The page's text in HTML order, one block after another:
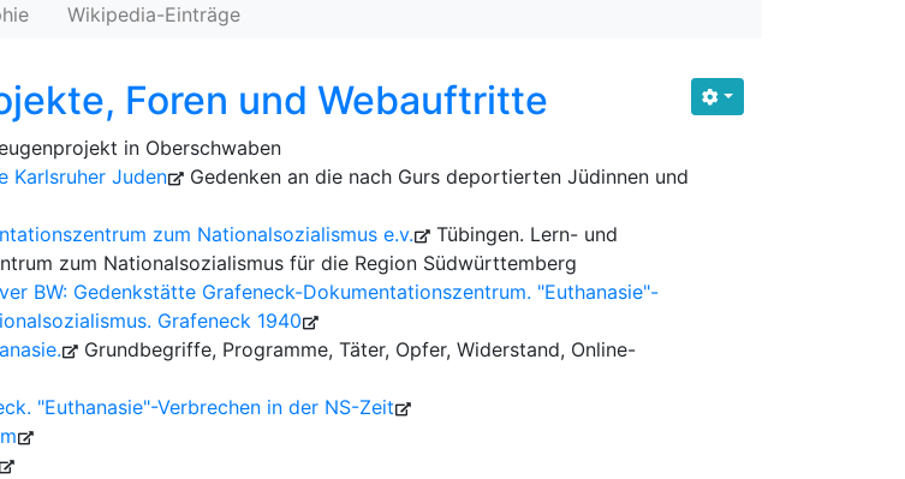
Wikipedia-Einträge
Foren und Webauftritte
in Oberschwaben
Karlsruher Juden
Gedenken an die nach Gurs deportierten Jüdinnen und
zum Nationalsozialismus e.v.
Tübingen. Lern- und
zum Nationalsozialismus für die Region Südwürttemberg
BW: Gedenkstätte Grafeneck-Dokumentationszentrum. "Euthanasie"-
Grafeneck 1940
Grundbegriffe, Programme, Täter, Opfer, Widerstand, Online-
"Euthanasie"-Verbrechen in der NS-Zeit